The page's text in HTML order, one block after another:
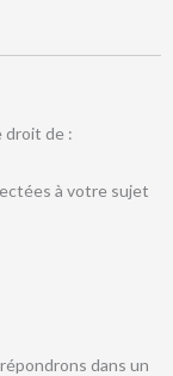
droit de :
à votre sujet
dans un